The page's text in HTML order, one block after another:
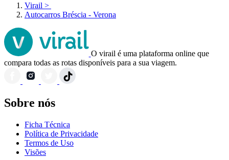
Virail >
Autocarros Bréscia - Verona
O virail é uma plataforma online que
compara todas as rotas disponíveis para a sua viagem.
Sobre nós
Ficha Técnica
Política de Privacidade
Termos de Uso
Visões